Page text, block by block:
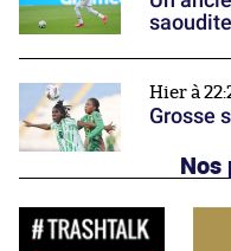
saoudite
Hier à
Grosse
Nos